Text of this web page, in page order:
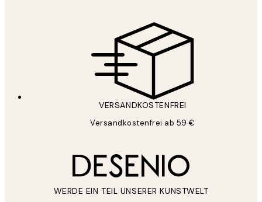
VERSANDKOSTENFREI
Versandkostenfrei ab 59 €
WERDE EIN TEIL UNSERER KUNSTWELT